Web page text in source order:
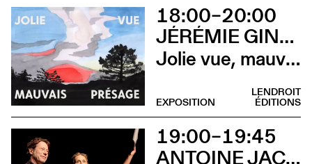
18:00–20:00
JÉRÉMIE GINDRE
Jolie vue, mauvais présage (Vernissage)
LENDROIT
ÉDITIONS
EXPOSITION
19:00–19:45
ANTOINE JACCOUD AVEC MATHIEU AMALRIC ET MARTHE KELLER